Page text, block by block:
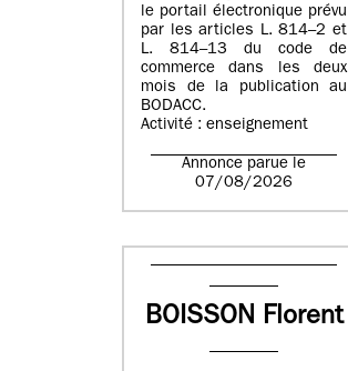
le portail électronique prévu
par les articles L. 814–2 et
L. 814–13 du code de
commerce dans les deux
mois de la publication au
BODACC.
Activité : enseignement
Annonce parue le
07/08/2026
BOISSON Florent